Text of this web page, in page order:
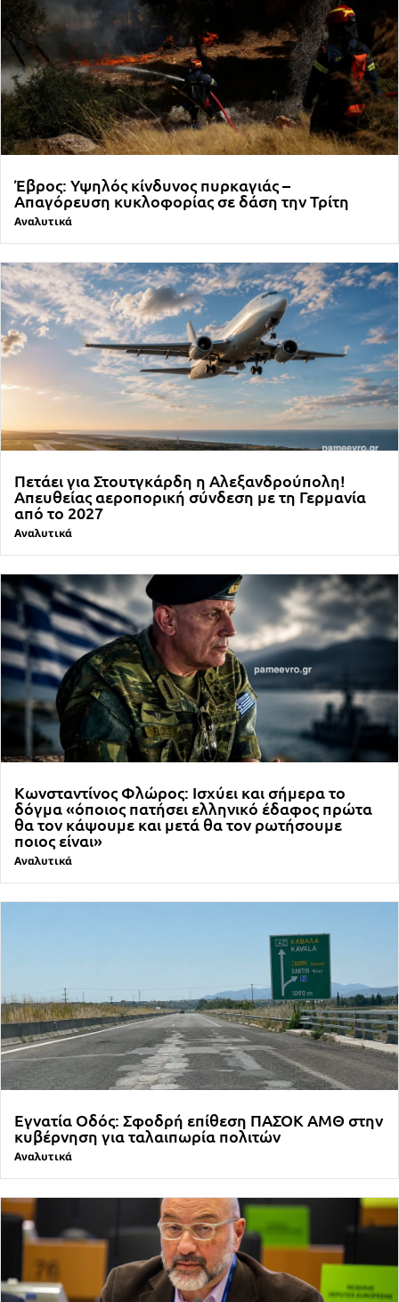
Έβρος: Υψηλός κίνδυνος πυρκαγιάς –
Απαγόρευση κυκλοφορίας σε δάση την Τρίτη
Αναλυτικά
Πετάει για Στουτγκάρδη η Αλεξανδρούπολη!
Απευθείας αεροπορική σύνδεση με τη Γερμανία
από το 2027
Αναλυτικά
Κωνσταντίνος Φλώρος: Ισχύει και σήμερα το
δόγμα «όποιος πατήσει ελληνικό έδαφος πρώτα
θα τον κάψουμε και μετά θα τον ρωτήσουμε
ποιος είναι»
Αναλυτικά
Εγνατία Οδός: Σφοδρή επίθεση ΠΑΣΟΚ ΑΜΘ στην
κυβέρνηση για ταλαιπωρία πολιτών
Αναλυτικά